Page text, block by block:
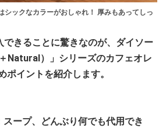
シックなカラーがおしゃれ！ 厚みもあってしっ
できることに驚きなのが、ダイソー
Natural）」シリーズのカフェオレ
ポイントを紹介します。
ープ、どんぶり何でも代用でき